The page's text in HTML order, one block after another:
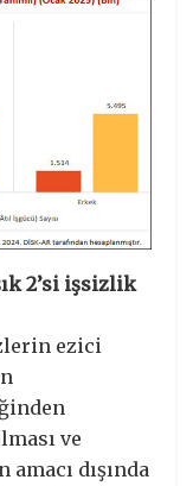
2’si işsizlik
ezici
ve
dışında